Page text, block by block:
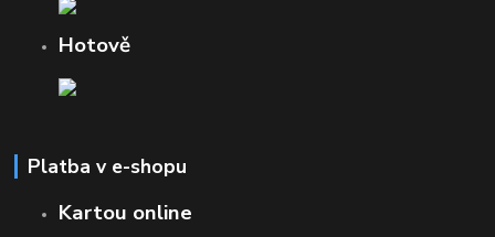
Hotově
Platba v e-shopu
Kartou online